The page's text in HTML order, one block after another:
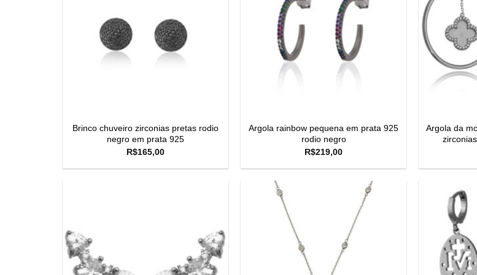
Brinco chuveiro zirconias pretas rodio
negro em prata 925
R$165,00
Argola rainbow pequena em prata 925
rodio negro
R$219,00
Argola da